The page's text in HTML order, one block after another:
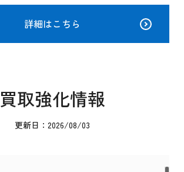
詳細はこちら
買取強化情報
更新日：2026/08/03